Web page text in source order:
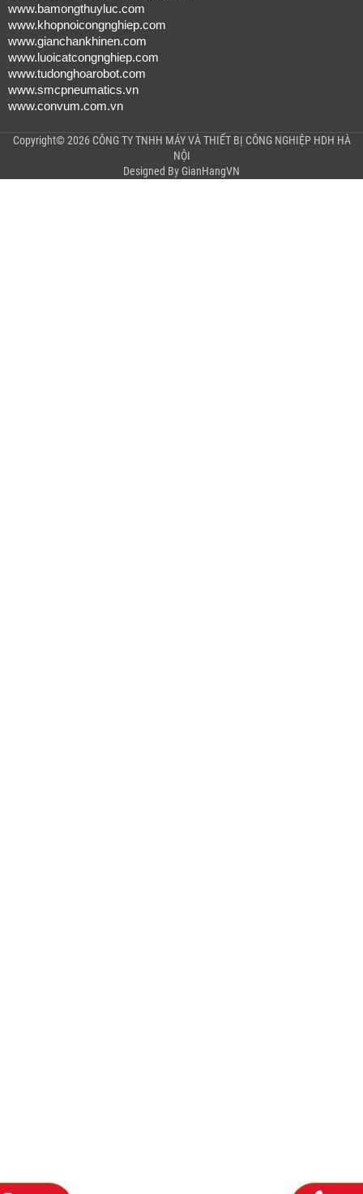
www.bamongthuyluc.com
www.khopnoicongnghiep.com
www.gianchankhinen.com
www.luoicatcongnghiep.com
www.tudonghoarobot.com
www.smcpneumatics.vn
www.convum.com.vn
Copyright© 2026 CÔNG TY TNHH MÁY VÀ THIẾT BỊ CÔNG NGHIỆP HDH HÀ
NỘI
Designed By GianHangVN